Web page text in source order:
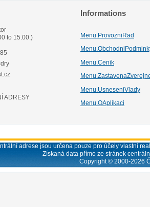
to 15.00.)
ADRESY
Informations
Menu.ProvozniRad
Menu.Cenik
Menu.UsneseniVlady
Menu.OAplikaci
adrese jsou určena pouze pro účely vlastní
Získaná data přímo ze stránek
Copyright © 2000-2026